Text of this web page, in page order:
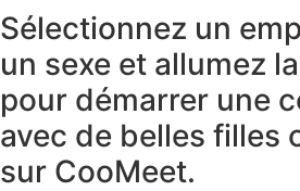
Sélectionnez un
un sexe et allumez
pour démarrer une
avec de belles filles
sur CooMeet.